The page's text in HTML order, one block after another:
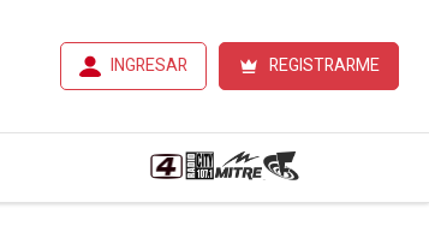
INGRESAR REGISTRARME